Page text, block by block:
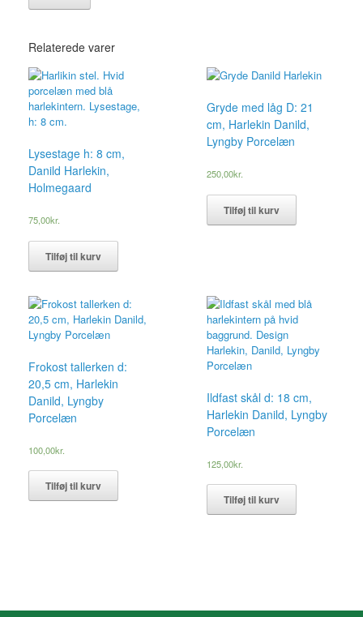
Relaterede varer
Lysestage h: 8 cm,
Danild Harlekin,
Holmegaard
75,00kr.
Tilføj til kurv
Gryde med låg D: 21
cm, Harlekin Danild,
Lyngby Porcelæn
250,00kr.
Tilføj til kurv
Frokost tallerken d:
20,5 cm, Harlekin
Danild, Lyngby
Porcelæn
100,00kr.
Tilføj til kurv
Ildfast skål d: 18 cm,
Harlekin Danild, Lyngby
Porcelæn
125,00kr.
Tilføj til kurv